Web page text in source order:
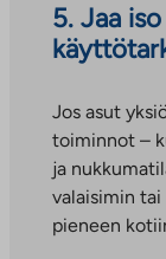
5. Jaa
Jos asut
toiminnot –
ja
valaisimin tai
pieneen